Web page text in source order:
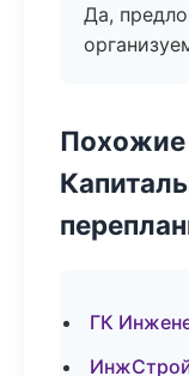
Да,
Похожие
ГК